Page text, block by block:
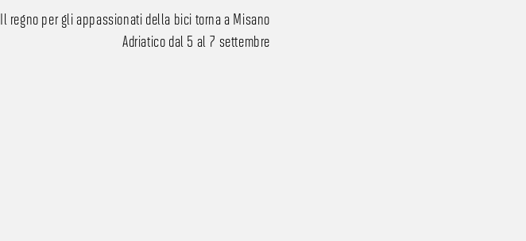
Il regno per gli appassionati della bici torna a Misano
Adriatico dal 5 al 7 settembre